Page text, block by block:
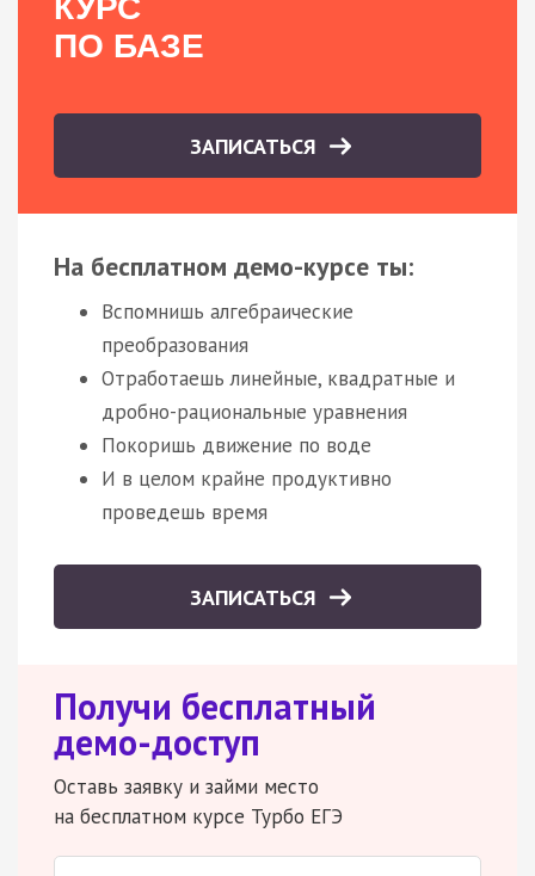
КУРС
ПО БАЗЕ
ЗАПИСАТЬСЯ
На бесплатном демо-курсе ты:
Вспомнишь алгебраические
преобразования
Отработаешь линейные, квадратные и
дробно-рациональные уравнения
Покоришь движение по воде
И в целом крайне продуктивно
проведешь время
ЗАПИСАТЬСЯ
Получи бесплатный
демо-доступ
Оставь заявку и займи место
на бесплатном курсе Турбо ЕГЭ